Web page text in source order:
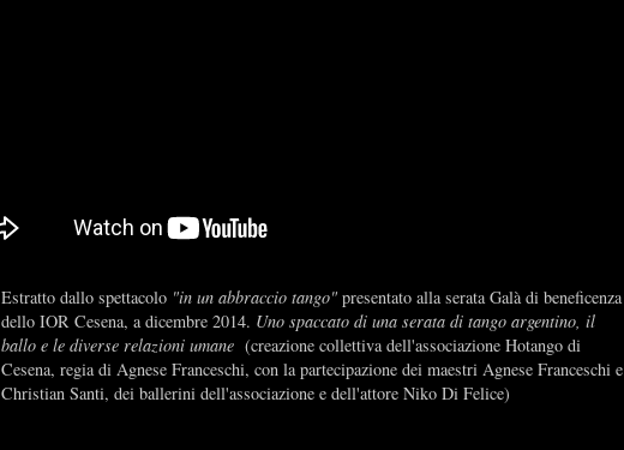
Estratto dallo spettacolo "in un abbraccio tango"presentato alla serata Galà di beneficenza
dello IOR Cesena, a dicembre 2014. Uno spaccato di una serata di tango argentino, il
ballo e le diverse relazioni umane(creazione collettiva dell'associazione Hotango di
Cesena, regia di Agnese Franceschi, con la partecipazione dei maestri Agnese Franceschi e
Christian Santi, dei ballerini dell'associazione e dell'attore Niko Di Felice)